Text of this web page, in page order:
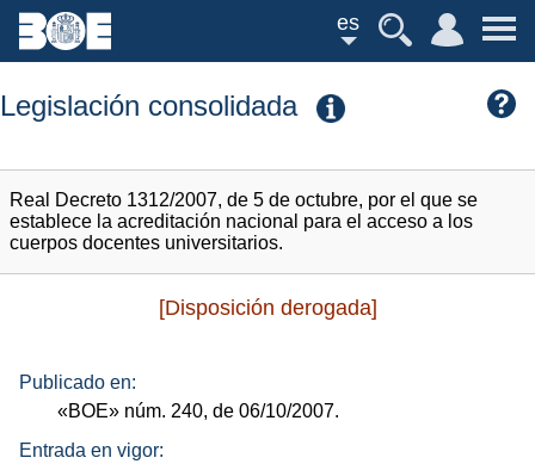
es
Legislación consolidada
Real Decreto 1312/2007, de 5 de octubre, por el que se
establece la acreditación nacional para el acceso a los
cuerpos docentes universitarios.
[Disposición derogada]
Publicado en:
«BOE» núm. 240, de 06/10/2007.
Entrada en vigor: